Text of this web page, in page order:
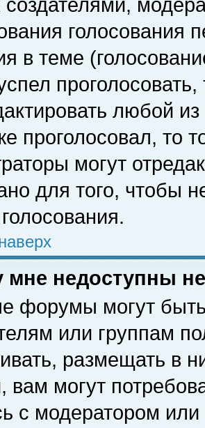
создателями,
голосования
в теме
любой
проголосовал, то
могут
для того, чтобы
мне недоступны
форумы могут
или группам
размещать в
вам могут
с модератором